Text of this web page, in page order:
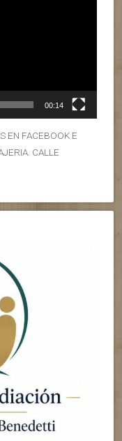
00:14
EN FACEBOOK E
CALLE